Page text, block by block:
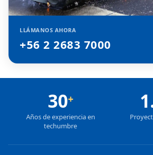
LLÁMANOS AHORA
+56 2 2683 7000
30+
Años de experiencia en
techumbre